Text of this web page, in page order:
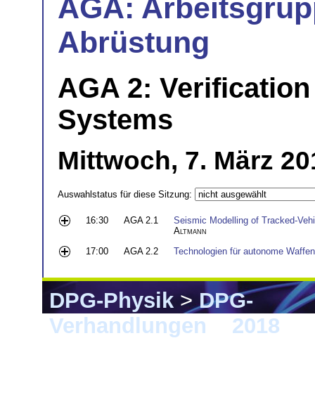
AGA:
Abrüstung
AGA 2:
Systems
Mittwoch, 7. März
Auswahlstatus für diese Sitzung:
16:30 AGA 2.1
Seismic Modelling of Tracked-
Altmann
17:00
AGA 2.2 Technologien für autonome
DPG-Physik>DPG-
Verhandlungen
2018